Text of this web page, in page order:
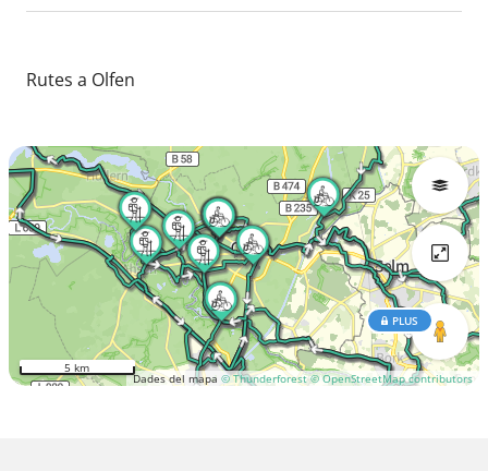
Rutes a Olfen
Dades del mapa © Thunderforest © OpenStreetMap contributors
PLUS
5 km